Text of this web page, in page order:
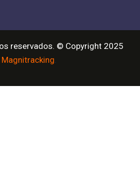
reservados. © Copyright 2025
Magnitracking